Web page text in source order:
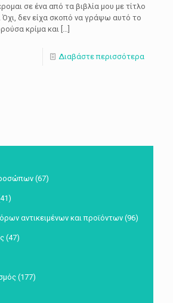
σε ένα από τα βιβλία μου με τίτλο
δεν είχα σκοπό να γράψω αυτό το
κρίμα και […]
Διαβάστε περισσότερα
(67)
αντικειμένων και προϊόντων (96)
(47)
(177)